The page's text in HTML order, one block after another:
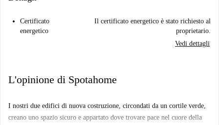
Certificato
energetico
Il certificato energetico è stato richiesto al
proprietario.
Vedi dettagli
L'opinione di Spotahome
I nostri due edifici di nuova costruzione, circondati da un cortile verde,
creano uno spazio sicuro e appartato dove trovare pace nel cuore della